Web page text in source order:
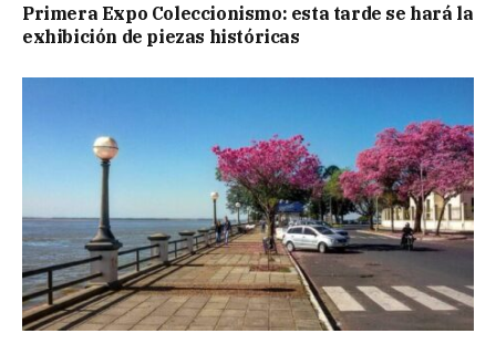
Primera Expo Coleccionismo: esta tarde se hará la
exhibición de piezas históricas